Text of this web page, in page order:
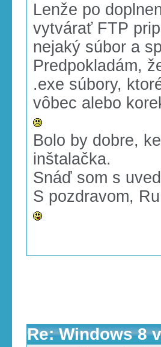
Lenže po
vytvárať FTP
nejaký súbor a
Predpokladám,
.exe súbory,
vôbec alebo
Bolo by dobre,
inštalačka.
Snáď som s
S pozdravom,
Re: Windows 8